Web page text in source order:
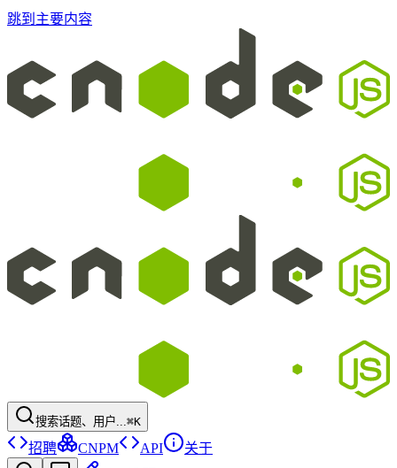
跳到主要内容
搜索话题、用户...⌘K
招聘 CNPM API
关于